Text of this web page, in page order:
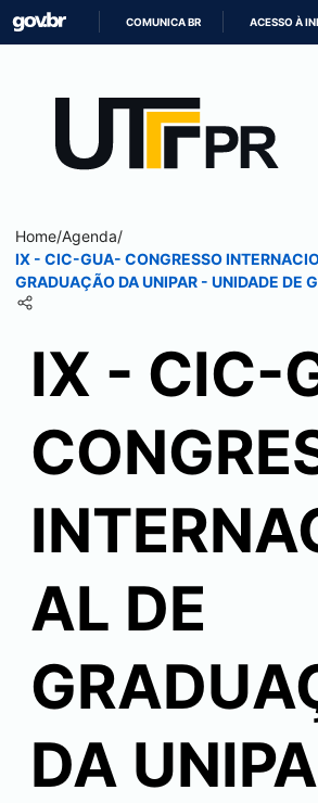
CONTEÚDO
COMUNICA BR ACESSO À
Home/Agenda/
IX - CIC-GUA- CONGRESSO
GRADUAÇÃO DA UNIPAR - UNIDADE DE
IX - CIC-
AL DE
DA